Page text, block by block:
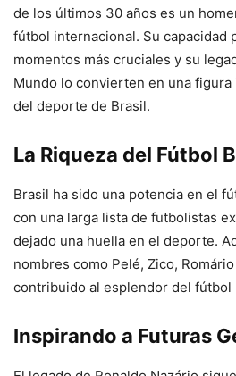
de los últimos 30 años es un
fútbol internacional. Su capacidad
momentos más cruciales y su
Mundo lo convierten en una
del deporte de Brasil.
La Riqueza del Fútbol
Brasil ha sido una potencia en el
con una larga lista de futbolistas
dejado una huella en el deporte.
nombres como Pelé, Zico,
contribuido al esplendor del fútbol
Inspirando a Futuras